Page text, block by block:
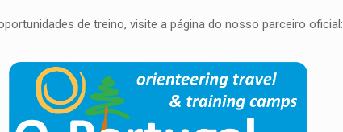
de treino, visite a página do nosso parceiro oficial: